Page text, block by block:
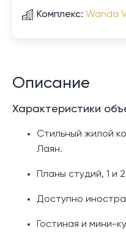
Комплекс: Wanda
Описание
Характеристики
Стильный жилой
Лаян.
Планы студий, 1 и
Доступно
Гостиная и мини-